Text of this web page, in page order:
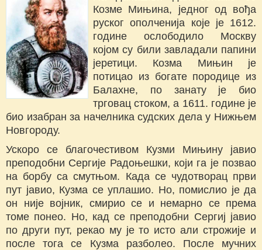
Козме Мињина, једног од вођа
руског ополченија које је 1612.
године ослободило Москву
којом су били завладали папини
јеретици. Козма Мињин је
потицао из богате породице из
Балахне, по занату је био
трговац стоком, а 1611. године је
био изабран за начелника судских дела у Нижњем
Новгороду.
Ускоро се благочестивом Кузми Мињину јавио
преподобни Сергије Радоњешки, који га је позвао
на борбу са смутњом. Када се чудотворац први
пут јавио, Кузма се уплашио. Но, помислио је да
он није војник, смирио се и немарно се према
томе понео. Но, кад се преподобни Сергиј јавио
по други пут, рекао му је то исто али строжије и
после тога се Кузма разболео. После мучних